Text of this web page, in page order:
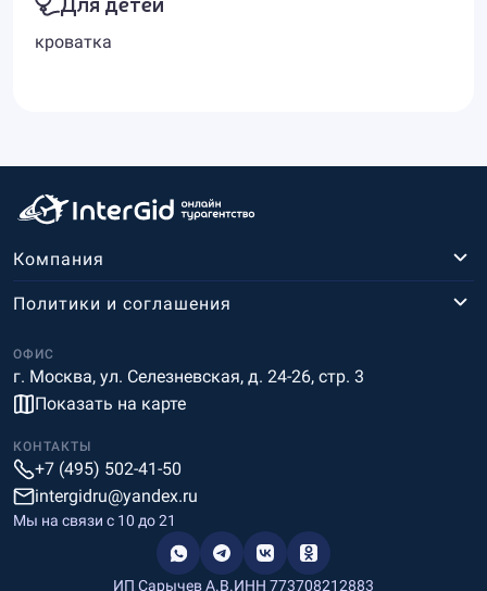
кроватка
Компания
ОФИС
г. Москва, ул. Селезневская, д. 24-26, стр. 3
Показать на карте
Политики и соглашения
КОНТАКТЫ
+7 (495) 502-41-50
intergidru@yandex.ru
Мы на связи c 10 до 21
ИП Сарычев А.В.ИНН 773708212883